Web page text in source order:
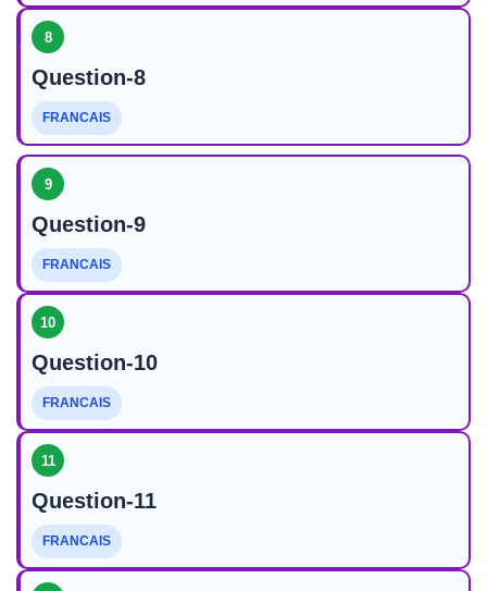
8
Question-8
FRANCAIS
9
Question-9
FRANCAIS
10
Question-10
FRANCAIS
11
Question-11
FRANCAIS